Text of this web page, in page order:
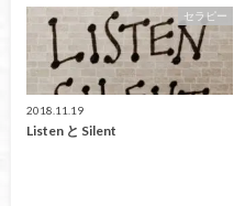
セラピー
2018.11.19
Listen と Silent